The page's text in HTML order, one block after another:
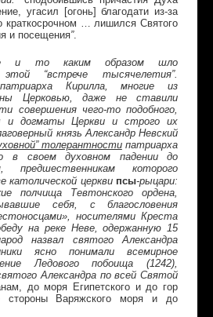
угасил [огонь] благодати из-за
краткосрочном … лишился Святого
и посещения”.
и то каким образом шло
“встрече тысячелетия”.
Кирилла, многие из
Церковью, даже не ставили
совершения чего-то подобного,
и догматы Церкви и строго их
князь Александр Невский
толерантностипатриарха
в своем духовном падении до
которого
католической церкви псы-рыцари:
полчища Тевтонского ордена,
себя, с благословения
носителями Креста
на реке Неве, одержанную 15
назвал святого Александра
ясно понимали всемирное
Ледового побоища (1242),
Александра по всей Святой
до моря Египетского и до гор
стороны Варяжского моря и до